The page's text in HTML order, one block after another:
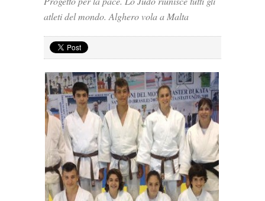
atleti del mondo. Alghero vola a Malta